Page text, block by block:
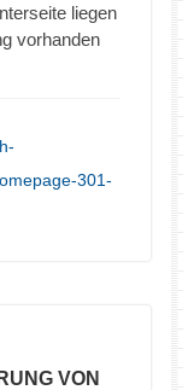
liegen
vorhanden
301-
VON